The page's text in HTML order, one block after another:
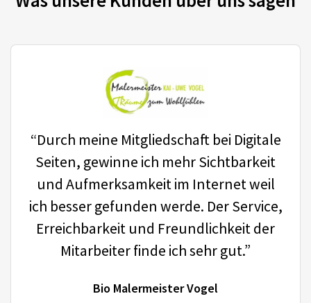
“Durch meine Mitgliedschaft bei Digitale
Seiten, gewinne ich mehr Sichtbarkeit
und Aufmerksamkeit im Internet weil
ich besser gefunden werde. Der Service,
Erreichbarkeit und Freundlichkeit der
Mitarbeiter finde ich sehr gut.”
Bio Malermeister Vogel